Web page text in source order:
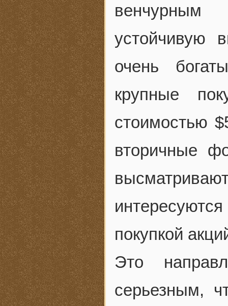
устойчивую
очень
крупные
стоимостью
вторичные
покупкой
Это
серьезным,